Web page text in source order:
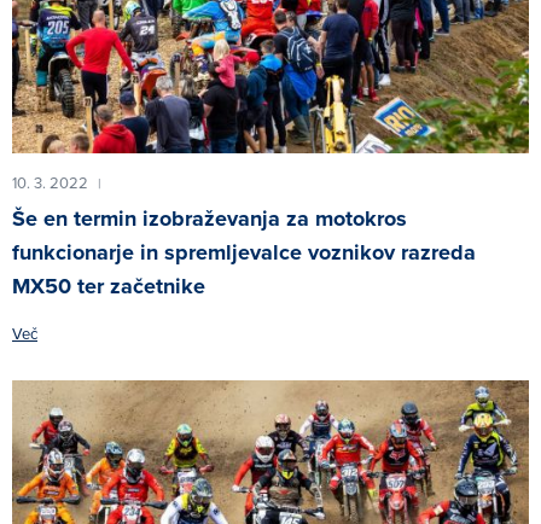
10. 3. 2022 |
Še en termin izobraževanja za motokros
funkcionarje in spremljevalce voznikov razreda
MX50 ter začetnike
Več